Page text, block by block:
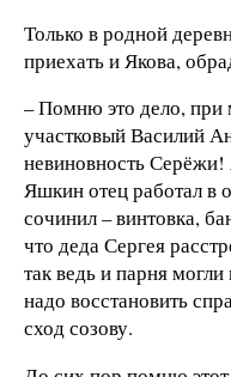
Только в родной
приехать и Якова,
– Помню это дело, при
участковый Василий
невиновность
Яшкин отец работал в
сочинил – винтовка,
что деда Сергея
так ведь и парня
надо восстановить
сход созову.